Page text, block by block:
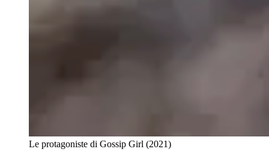
Le protagoniste di Gossip Girl (2021)